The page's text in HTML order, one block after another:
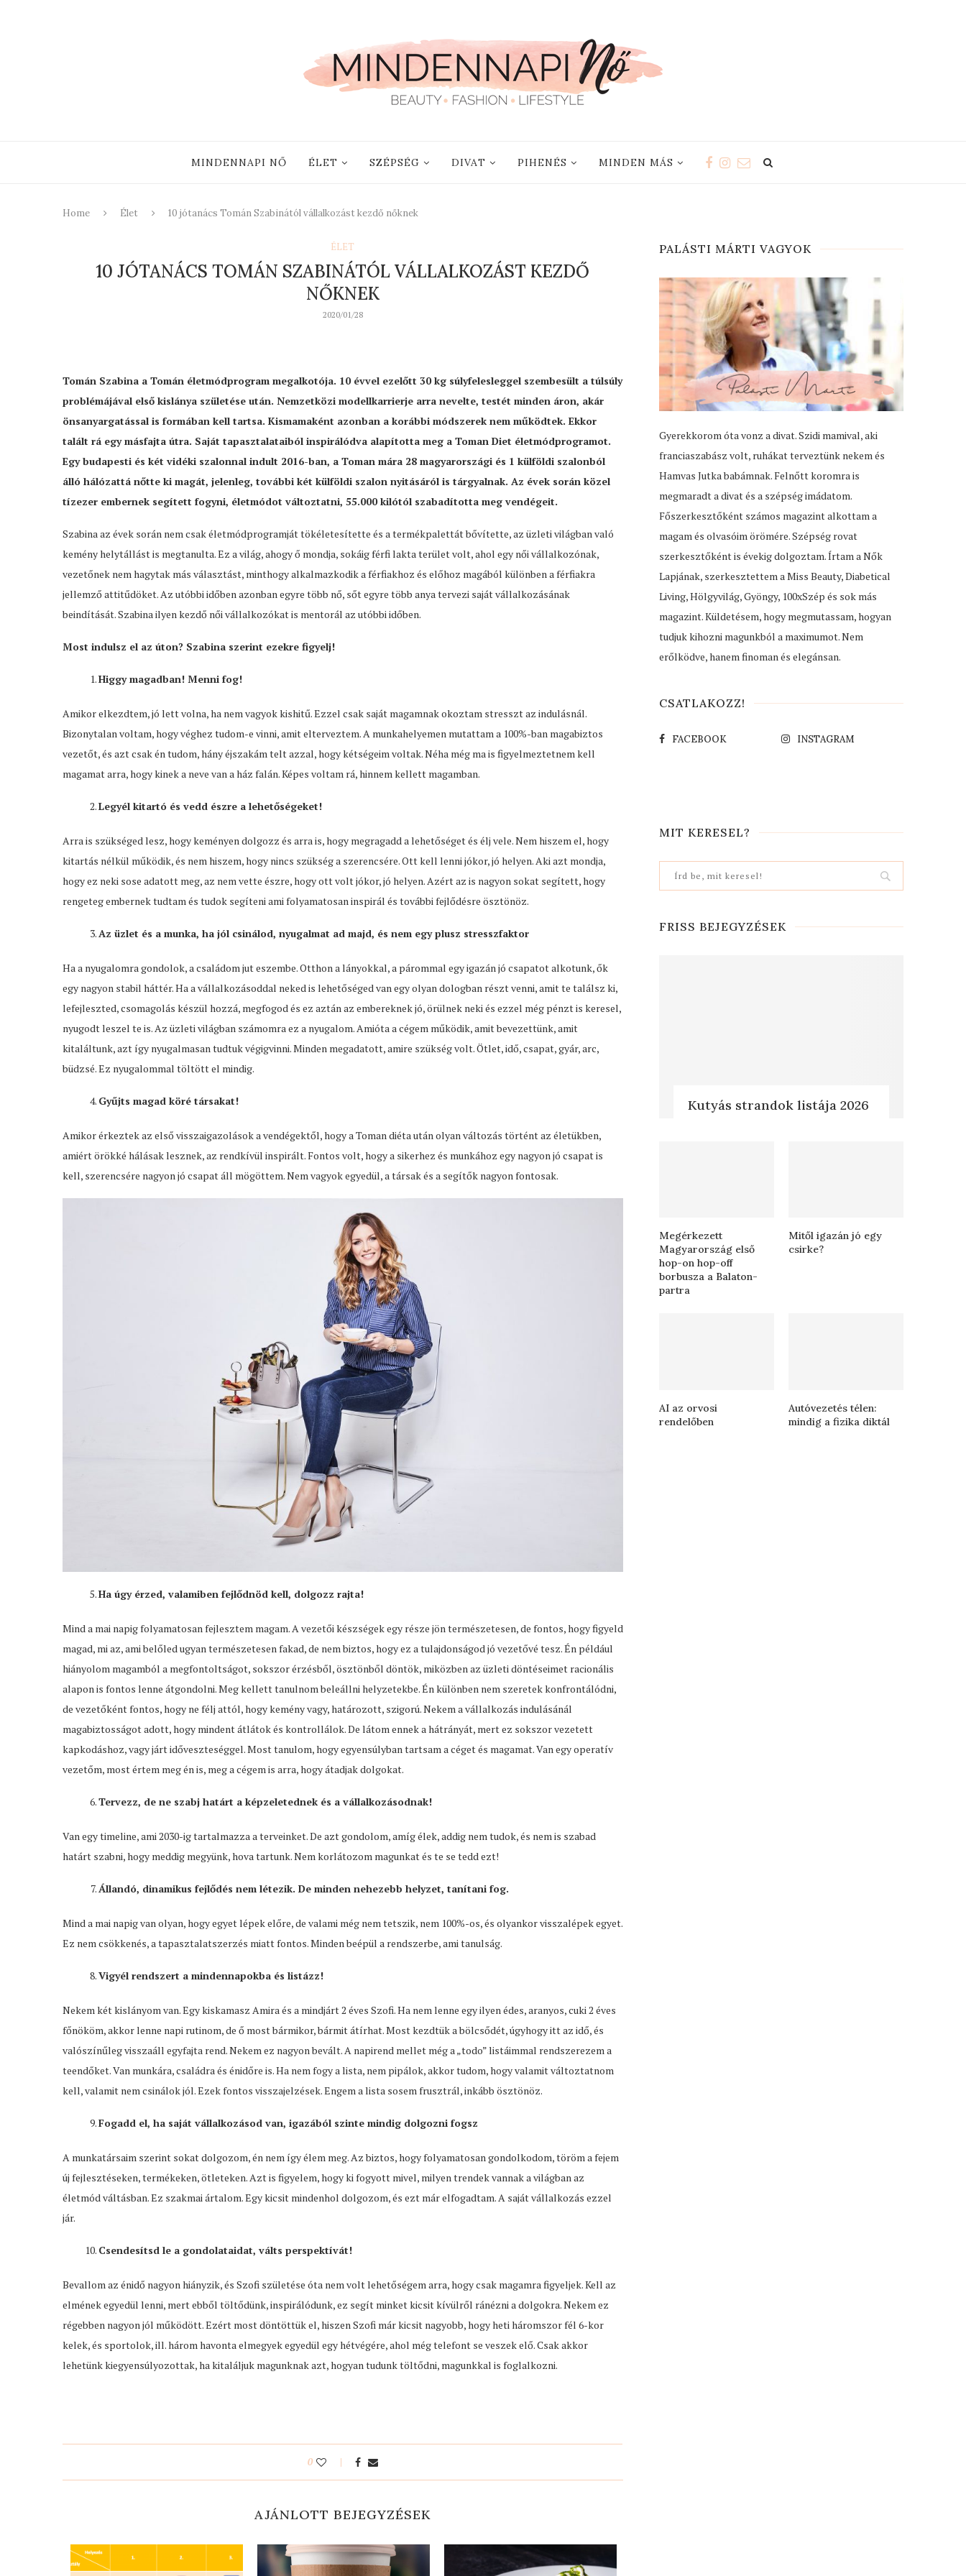
MINDENNAPI NŐ ÉLET SZÉPSÉG DIVAT PIHENÉS MINDEN MÁS
Home Élet 10 jótanács Tomán Szabinától vállalkozást kezdő nőknek
ÉLET
10 JÓTANÁCS TOMÁN SZABINÁTÓL VÁLLALKOZÁST KEZDŐ
NŐKNEK
2020/01/28
Tomán Szabina a Tomán életmódprogram megalkotója. 10 évvel ezelőtt 30 kg súlyfelesleggel szembesült a túlsúly
problémájával első kislánya születése után. Nemzetközi modellkarrierje arra nevelte, testét minden áron, akár
önsanyargatással is formában kell tartsa. Kismamaként azonban a korábbi módszerek nem működtek. Ekkor
talált rá egy másfajta útra. Saját tapasztalataiból inspirálódva alapította meg a Toman Diet életmódprogramot.
Egy budapesti és két vidéki szalonnal indult 2016-ban, a Toman mára 28 magyarországi és 1 külföldi szalonból
álló hálózattá nőtte ki magát, jelenleg, további két külföldi szalon nyitásáról is tárgyalnak. Az évek során közel
tízezer embernek segített fogyni, életmódot változtatni, 55.000 kilótól szabadította meg vendégeit.
Szabina az évek során nem csak életmódprogramját tökéletesítette és a termékpalettát bővítette, az üzleti világban való
kemény helytállást is megtanulta. Ez a világ, ahogy ő mondja, sokáig férfi lakta terület volt, ahol egy női vállalkozónak,
vezetőnek nem hagytak más választást, minthogy alkalmazkodik a férfiakhoz és előhoz magából különben a férfiakra
jellemző attitűdöket. Az utóbbi időben azonban egyre több nő, sőt egyre több anya tervezi saját vállalkozásának
beindítását. Szabina ilyen kezdő női vállalkozókat is mentorál az utóbbi időben.
Most indulsz el az úton? Szabina szerint ezekre figyelj!
Higgy magadban! Menni fog!
Amikor elkezdtem, jó lett volna, ha nem vagyok kishitű. Ezzel csak saját magamnak okoztam stresszt az indulásnál.
Bizonytalan voltam, hogy véghez tudom-e vinni, amit elterveztem. A munkahelyemen mutattam a 100%-ban magabiztos
vezetőt, és azt csak én tudom, hány éjszakám telt azzal, hogy kétségeim voltak. Néha még ma is figyelmeztetnem kell
magamat arra, hogy kinek a neve van a ház falán. Képes voltam rá, hinnem kellett magamban.
Legyél kitartó és vedd észre a lehetőségeket!
Arra is szükséged lesz, hogy keményen dolgozz és arra is, hogy megragadd a lehetőséget és élj vele. Nem hiszem el, hogy
kitartás nélkül működik, és nem hiszem, hogy nincs szükség a szerencsére. Ott kell lenni jókor, jó helyen. Aki azt mondja,
hogy ez neki sose adatott meg, az nem vette észre, hogy ott volt jókor, jó helyen. Azért az is nagyon sokat segített, hogy
rengeteg embernek tudtam és tudok segíteni ami folyamatosan inspirál és további fejlődésre ösztönöz.
Az üzlet és a munka, ha jól csinálod, nyugalmat ad majd, és nem egy plusz stresszfaktor
Ha a nyugalomra gondolok, a családom jut eszembe. Otthon a lányokkal, a párommal egy igazán jó csapatot alkotunk, ők
egy nagyon stabil háttér. Ha a vállalkozásoddal neked is lehetőséged van egy olyan dologban részt venni, amit te találsz ki,
lefejleszted, csomagolás készül hozzá, megfogod és ez aztán az embereknek jó, örülnek neki és ezzel még pénzt is keresel,
nyugodt leszel te is. Az üzleti világban számomra ez a nyugalom. Amióta a cégem működik, amit bevezettünk, amit
kitaláltunk, azt így nyugalmasan tudtuk végigvinni. Minden megadatott, amire szükség volt. Ötlet, idő, csapat, gyár, arc,
büdzsé. Ez nyugalommal töltött el mindig.
Gyűjts magad köré társakat!
Amikor érkeztek az első visszaigazolások a vendégektől, hogy a Toman diéta után olyan változás történt az életükben,
amiért örökké hálásak lesznek, az rendkívül inspirált. Fontos volt, hogy a sikerhez és munkához egy nagyon jó csapat is
kell, szerencsére nagyon jó csapat áll mögöttem. Nem vagyok egyedül, a társak és a segítők nagyon fontosak.
Ha úgy érzed, valamiben fejlődnöd kell, dolgozz rajta!
Mind a mai napig folyamatosan fejlesztem magam. A vezetői készségek egy része jön természetesen, de fontos, hogy figyeld
magad, mi az, ami belőled ugyan természetesen fakad, de nem biztos, hogy ez a tulajdonságod jó vezetővé tesz. Én például
hiányolom magamból a megfontoltságot, sokszor érzésből, ösztönből döntök, miközben az üzleti döntéseimet racionális
alapon is fontos lenne átgondolni. Meg kellett tanulnom beleállni helyzetekbe. Én különben nem szeretek konfrontálódni,
de vezetőként fontos, hogy ne félj attól, hogy kemény vagy, határozott, szigorú. Nekem a vállalkozás indulásánál
magabiztosságot adott, hogy mindent átlátok és kontrollálok. De látom ennek a hátrányát, mert ez sokszor vezetett
kapkodáshoz, vagy járt időveszteséggel. Most tanulom, hogy egyensúlyban tartsam a céget és magamat. Van egy operatív
vezetőm, most értem meg én is, meg a cégem is arra, hogy átadjak dolgokat.
Tervezz, de ne szabj határt a képzeletednek és a vállalkozásodnak!
Van egy timeline, ami 2030-ig tartalmazza a terveinket. De azt gondolom, amíg élek, addig nem tudok, és nem is szabad
határt szabni, hogy meddig megyünk, hova tartunk. Nem korlátozom magunkat és te se tedd ezt!
Állandó, dinamikus fejlődés nem létezik. De minden nehezebb helyzet, tanítani fog.
Mind a mai napig van olyan, hogy egyet lépek előre, de valami még nem tetszik, nem 100%-os, és olyankor visszalépek egyet.
Ez nem csökkenés, a tapasztalatszerzés miatt fontos. Minden beépül a rendszerbe, ami tanulság.
Vigyél rendszert a mindennapokba és listázz!
Nekem két kislányom van. Egy kiskamasz Amira és a mindjárt 2 éves Szofi. Ha nem lenne egy ilyen édes, aranyos, cuki 2 éves
főnököm, akkor lenne napi rutinom, de ő most bármikor, bármit átírhat. Most kezdtük a bölcsődét, úgyhogy itt az idő, és
valószínűleg visszaáll egyfajta rend. Nekem ez nagyon bevált. A napirend mellet még a „todo” listáimmal rendszerezem a
teendőket. Van munkára, családra és énidőre is. Ha nem fogy a lista, nem pipálok, akkor tudom, hogy valamit változtatnom
kell, valamit nem csinálok jól. Ezek fontos visszajelzések. Engem a lista sosem frusztrál, inkább ösztönöz.
Fogadd el, ha saját vállalkozásod van, igazából szinte mindig dolgozni fogsz
A munkatársaim szerint sokat dolgozom, én nem így élem meg. Az biztos, hogy folyamatosan gondolkodom, töröm a fejem
új fejlesztéseken, termékeken, ötleteken. Azt is figyelem, hogy ki fogyott mivel, milyen trendek vannak a világban az
életmód váltásban. Ez szakmai ártalom. Egy kicsit mindenhol dolgozom, és ezt már elfogadtam. A saját vállalkozás ezzel
jár.
Csendesítsd le a gondolataidat, válts perspektívát!
Bevallom az énidő nagyon hiányzik, és Szofi születése óta nem volt lehetőségem arra, hogy csak magamra figyeljek. Kell az
elmének egyedül lenni, mert ebből töltődünk, inspirálódunk, ez segít minket kicsit kívülről ránézni a dolgokra. Nekem ez
régebben nagyon jól működött. Ezért most döntöttük el, hiszen Szofi már kicsit nagyobb, hogy heti háromszor fél 6-kor
kelek, és sportolok, ill. három havonta elmegyek egyedül egy hétvégére, ahol még telefont se veszek elő. Csak akkor
lehetünk kiegyensúlyozottak, ha kitaláljuk magunknak azt, hogyan tudunk töltődni, magunkkal is foglalkozni.
0
AJÁNLOTT BEJEGYZÉSEK
PALÁSTI MÁRTI VAGYOK
Gyerekkorom óta vonz a divat. Szidi mamival, aki
franciaszabász volt, ruhákat terveztünk nekem és
Hamvas Jutka babámnak. Felnőtt koromra is
megmaradt a divat és a szépség imádatom.
Főszerkesztőként számos magazint alkottam a
magam és olvasóim örömére. Szépség rovat
szerkesztőként is évekig dolgoztam. Írtam a Nők
Lapjának, szerkesztettem a Miss Beauty, Diabetical
Living, Hölgyvilág, Gyöngy, 100xSzép és sok más
magazint. Küldetésem, hogy megmutassam, hogyan
tudjuk kihozni magunkból a maximumot. Nem
erőlködve, hanem finoman és elegánsan.
CSATLAKOZZ!
FACEBOOK INSTAGRAM
MIT KERESEL?
FRISS BEJEGYZÉSEK
Kutyás strandok listája 2026
Megérkezett
Magyarország első
hop-on hop-off
borbusza a Balaton-
partra
Mitől igazán jó egy
csirke?
AI az orvosi
rendelőben
Autóvezetés télen:
mindig a fizika diktál